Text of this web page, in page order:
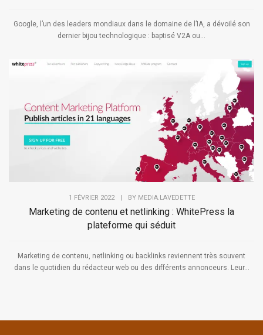
Google, l’un des leaders mondiaux dans le domaine de l’IA, a dévoilé son
dernier bijou technologique : baptisé V2A ou...
1 FÉVRIER 2022 BY MEDIA.LAVEDETTE
Marketing de contenu et netlinking : WhitePress la
plateforme qui séduit
Marketing de contenu, netlinking ou backlinks reviennent très souvent
dans le quotidien du rédacteur web ou des différents annonceurs. Leur...